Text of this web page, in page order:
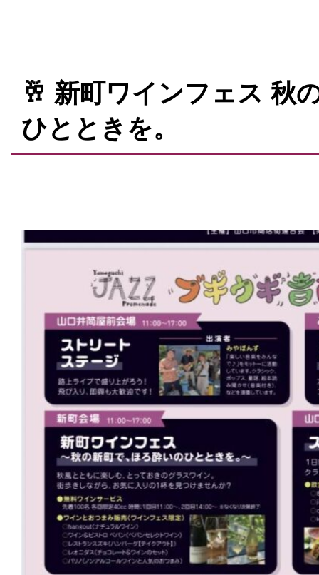
🥂 新町ワインフェス 秋
ひとときを。